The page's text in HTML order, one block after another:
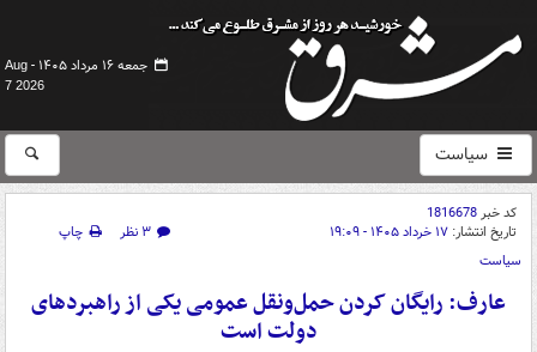
جمعه ۱۶ مرداد ۱۴۰۵ -
Aug
7 2026
سیاست
کد خبر1816678
تاریخ انتشار: ۱۷ خرداد ۱۴۰۵ - ۱۹:۰۹ ۳ نظر
چاپ
سیاست
عارف: رایگان کردن حمل‌ونقل عمومی یکی از راهبردهای
دولت است